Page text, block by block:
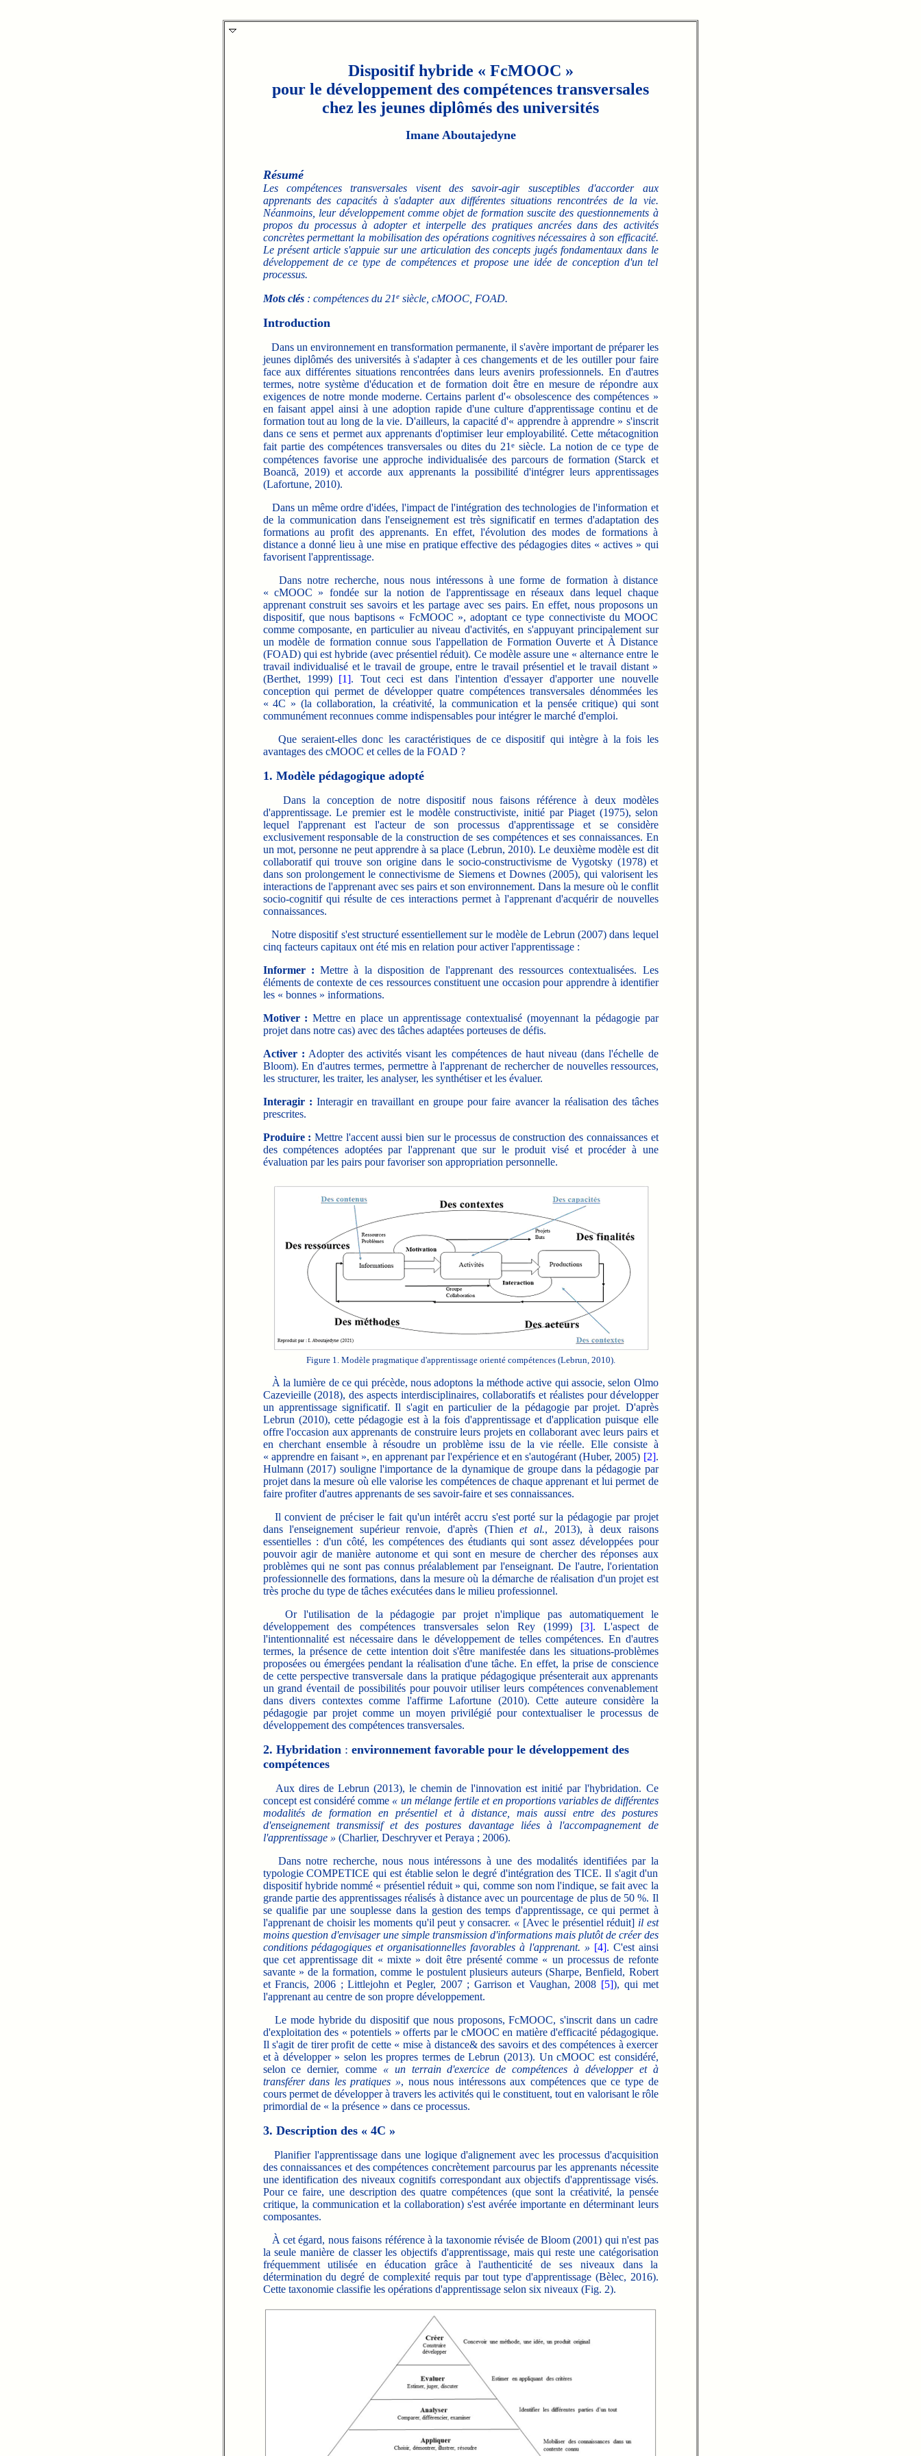
Dispositif hybride « FcMOOC »
pour le développement des compétences transversales
chez les jeunes diplômés des universités
Imane Aboutajedyne
Résumé
Les compétences transversales visent des savoir-agir susceptibles d'accorder aux
apprenants des capacités à s'adapter aux différentes situations rencontrées de la vie.
Néanmoins, leur développement comme objet de formation suscite des questionnements à
propos du processus à adopter et interpelle des pratiques ancrées dans des activités
concrètes permettant la mobilisation des opérations cognitives nécessaires à son efficacité.
Le présent article s'appuie sur une articulation des concepts jugés fondamentaux dans le
développement de ce type de compétences et propose une idée de conception d'un tel
processus.
Mots clés: compétences du 21esiècle, cMOOC, FOAD.
Introduction
Dans un environnement en transformation permanente, il s'avère important de préparer les
jeunes diplômés des universités à s'adapter à ces changements et de les outiller pour faire
face aux différentes situations rencontrées dans leurs avenirs professionnels. En d'autres
termes, notre système d'éducation et de formation doit être en mesure de répondre aux
exigences de notre monde moderne. Certains parlent d'« obsolescence des compétences »
en faisant appel ainsi à une adoption rapide d'une culture d'apprentissage continu et de
formation tout au long de la vie. D'ailleurs, la capacité d'« apprendre à apprendre » s'inscrit
dans ce sens et permet aux apprenants d'optimiser leur employabilité. Cette métacognition
fait partie des compétences transversales ou dites du 21e siècle. La notion de ce type de
compétences favorise une approche individualisée des parcours de formation (Starck et
Boancă, 2019) et accorde aux apprenants la possibilité d'intégrer leurs apprentissages
(Lafortune, 2010).
Dans un même ordre d'idées, l'impact de l'intégration des technologies de l'information et
de la communication dans l'enseignement est très significatif en termes d'adaptation des
formations au profit des apprenants. En effet, l'évolution des modes de formations à
distance a donné lieu à une mise en pratique effective des pédagogies dites « actives » qui
favorisent l'apprentissage.
Dans notre recherche, nous nous intéressons à une forme de formation à distance
« cMOOC » fondée sur la notion de l'apprentissage en réseaux dans lequel chaque
apprenant construit ses savoirs et les partage avec ses pairs. En effet, nous proposons un
dispositif, que nous baptisons « FcMOOC », adoptant ce type connectiviste du MOOC
comme composante, en particulier au niveau d'activités, en s'appuyant principalement sur
un modèle de formation connue sous l'appellation de Formation Ouverte et À Distance
(FOAD) qui est hybride (avec présentiel réduit). Ce modèle assure une « alternance entre le
travail individualisé et le travail de groupe, entre le travail présentiel et le travail distant »
(Berthet, 1999) [1]. Tout ceci est dans l'intention d'essayer d'apporter une nouvelle
conception qui permet de développer quatre compétences transversales dénommées les
« 4C » (la collaboration, la créativité, la communication et la pensée critique) qui sont
communément reconnues comme indispensables pour intégrer le marché d'emploi.
Que seraient-elles donc les caractéristiques de ce dispositif qui intègre à la fois les
avantages des cMOOC et celles de la FOAD ?
1. Modèle pédagogique adopté
Dans la conception de notre dispositif nous faisons référence à deux modèles
d'apprentissage. Le premier est le modèle constructiviste, initié par Piaget (1975), selon
lequel l'apprenant est l'acteur de son processus d'apprentissage et se considère
exclusivement responsable de la construction de ses compétences et ses connaissances. En
un mot, personne ne peut apprendre à sa place (Lebrun, 2010). Le deuxième modèle est dit
collaboratif qui trouve son origine dans le socio-constructivisme de Vygotsky (1978) et
dans son prolongement le connectivisme de Siemens et Downes (2005), qui valorisent les
interactions de l'apprenant avec ses pairs et son environnement. Dans la mesure où le conflit
socio-cognitif qui résulte de ces interactions permet à l'apprenant d'acquérir de nouvelles
connaissances.
Notre dispositif s'est structuré essentiellement sur le modèle de Lebrun (2007) dans lequel
cinq facteurs capitaux ont été mis en relation pour activer l'apprentissage :
Informer : Mettre à la disposition de l'apprenant des ressources contextualisées. Les
éléments de contexte de ces ressources constituent une occasion pour apprendre à identifier
les « bonnes » informations.
Motiver : Mettre en place un apprentissage contextualisé (moyennant la pédagogie par
projet dans notre cas) avec des tâches adaptées porteuses de défis.
Activer : Adopter des activités visant les compétences de haut niveau (dans l'échelle de
Bloom). En d'autres termes, permettre à l'apprenant de rechercher de nouvelles ressources,
les structurer, les traiter, les analyser, les synthétiser et les évaluer.
Interagir : Interagir en travaillant en groupe pour faire avancer la réalisation des tâches
prescrites.
Produire : Mettre l'accent aussi bien sur le processus de construction des connaissances et
des compétences adoptées par l'apprenant que sur le produit visé et procéder à une
évaluation par les pairs pour favoriser son appropriation personnelle.
Figure 1. Modèle pragmatique d'apprentissage orienté compétences (Lebrun, 2010).
À la lumière de ce qui précède, nous adoptons la méthode active qui associe, selon Olmo
Cazevieille (2018), des aspects interdisciplinaires, collaboratifs et réalistes pour développer
un apprentissage significatif. Il s'agit en particulier de la pédagogie par projet. D'après
Lebrun (2010), cette pédagogie est à la fois d'apprentissage et d'application puisque elle
offre l'occasion aux apprenants de construire leurs projets en collaborant avec leurs pairs et
en cherchant ensemble à résoudre un problème issu de la vie réelle. Elleconsiste à
« apprendre en faisant », en apprenant par l'expérience et en s'autogérant (Huber, 2005) [2].
Hulmann (2017) souligne l'importance de la dynamique de groupe dans la pédagogie par
projet dans la mesure où elle valorise les compétences de chaque apprenant et lui permet de
faire profiter d'autres apprenants de ses savoir-faire et ses connaissances.
Il convient de préciser le fait qu'un intérêt accru s'est porté sur la pédagogie par projet
dans l'enseignement supérieur renvoie, d'après (Thienet al., 2013), à deux raisons
essentielles : d'un côté, les compétences des étudiants qui sont assez développées pour
pouvoir agir de manière autonome et qui sont en mesure de chercher des réponses aux
problèmes qui ne sont pas connus préalablement par l'enseignant. De l'autre, l'orientation
professionnelle des formations, dans la mesure où la démarche de réalisation d'un projet est
très proche du type de tâches exécutées dans le milieu professionnel.
Or l'utilisation de la pédagogie par projet n'implique pas automatiquement le
développement des compétences transversales selon Rey (1999) [3]. L'aspect de
l'intentionnalité est nécessaire dans le développement de telles compétences. En d'autres
termes, la présence de cette intention doit s'être manifestée dans les situations-problèmes
proposées ou émergées pendant la réalisation d'une tâche. En effet, la prise de conscience
de cette perspective transversale dans la pratique pédagogique présenterait aux apprenants
un grand éventail de possibilités pour pouvoir utiliser leurs compétences convenablement
dans divers contextes comme l'affirme Lafortune (2010). Cette auteure considère la
pédagogie par projet comme un moyen privilégié pour contextualiser le processus de
développement des compétences transversales.
2. Hybridation : environnement favorable pour le développement des
compétences
Aux dires de Lebrun (2013), le chemin de l'innovation est initié par l'hybridation. Ce
concept est considéré comme « un mélange fertile et en proportions variables de différentes
modalités de formation en présentiel et à distance, mais aussi entre des postures
d'enseignement transmissif et des postures davantage liées à l'accompagnement de
l'apprentissage » (Charlier, Deschryver et Peraya ; 2006).
Dans notre recherche, nous nous intéressons à une des modalités identifiées par la
typologie COMPETICE qui est établie selon le degré d'intégration des TICE. Il s'agit d'un
dispositif hybride nommé « présentiel réduit » qui, comme son nom l'indique, se fait avec la
grande partie des apprentissages réalisés à distance avec un pourcentage de plus de 50 %. Il
se qualifie par une souplesse dans la gestion des temps d'apprentissage, ce qui permet à
l'apprenant de choisir les moments qu'il peut y consacrer. « [Avecle présentiel réduit] il est
moins question d'envisager une simple transmission d'informations mais plutôt de créer des
conditions pédagogiques et organisationnelles favorables à l'apprenant. » [4]. C'estainsi
que cet apprentissage dit « mixte » doit être présenté comme « un processus de refonte
savante » de la formation, comme le postulent plusieurs auteurs (Sharpe, Benfield, Robert
et Francis, 2006 ; Littlejohn et Pegler, 2007 ; Garrison et Vaughan, 2008 [5]), qui met
l'apprenant au centre de son propre développement.
Le mode hybride du dispositif que nous proposons, FcMOOC, s'inscrit dans un cadre
d'exploitation des « potentiels » offerts par le cMOOC en matière d'efficacité pédagogique.
Il s'agit de tirer profit de cette « mise à distance& des savoirs et des compétences à exercer
et à développer » selon les propres termes de Lebrun (2013). Un cMOOC est considéré,
selon ce dernier, comme « un terrain d'exercice de compétences à développer et à
transférer dans les pratiques », nous nous intéressons aux compétences que ce type de
cours permet de développer à travers les activités qui le constituent, tout en valorisant le rôle
primordial de « la présence » dans ce processus.
3. Description des « 4C »
Planifier l'apprentissage dans une logique d'alignement avec les processus d'acquisition
des connaissances et des compétences concrètement parcourus par les apprenants nécessite
une identification des niveaux cognitifs correspondant aux objectifs d'apprentissage visés.
Pour ce faire, une description des quatre compétences (que sont la créativité, la pensée
critique, la communication et la collaboration) s'est avérée importante en déterminant leurs
composantes.
À cet égard, nous faisons référence à la taxonomie révisée de Bloom (2001) qui n'est pas
la seule manière de classer les objectifs d'apprentissage, mais qui reste une catégorisation
fréquemment utilisée en éducation grâce à l'authenticité de ses niveaux dans la
détermination du degré de complexité requis par tout type d'apprentissage (Bèlec, 2016).
Cette taxonomie classifie les opérations d'apprentissage selon six niveaux (Fig. 2).